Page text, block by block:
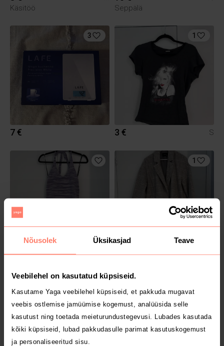
Nõusolek Üksikasjad Teave
Veebilehel on kasutatud küpsiseid.
Kasutame Yaga veebilehel küpsiseid, et pakkuda mugavat
veebis ostlemise jamüümise kogemust, analüüsida selle
kasutust ning toetada meieturundustegevusi. Lubades kasutada
kõiki küpsiseid, lubad pakkudasulle parimat kasutuskogemust
ja personaliseeritud sisu.
Käsitöö
Seppälä
3
7 €
1
3 € S
3 €
S
1
7 €
38
1